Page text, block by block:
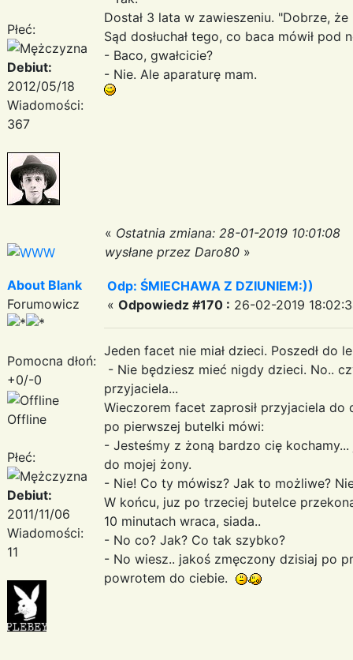
Płeć:
Debiut:
2012/05/18
Wiadomości:
367
Dostał 3 lata w zawieszeniu. "Dobrze,
Sąd dosłuchał tego, co baca mówił pod
- Baco, gwałcicie?
- Nie. Ale aparaturę mam.
« Ostatnia zmiana: 28-01-2019 10:01:08
wysłane przez Daro80 »
About Blank
Forumowicz
Pomocna dłoń:
+0/-0
Offline
Płeć:
Debiut:
2011/11/06
Wiadomości:
11
Odp: ŚMIECHAWA Z DZIUNIEM:))
« Odpowiedz #170 : 26-02-2019
Jeden facet nie miał dzieci. Poszedł do
- Nie będziesz mieć nigdy dzieci. No..
przyjaciela...
Wieczorem facet zaprosił przyjaciela
po pierwszej butelki mówi:
- Jesteśmy z żoną bardzo cię
do mojej żony.
- Nie! Co ty mówisz? Jak to możliwe?
W końcu, juz po trzeciej butelce
10 minutach wraca, siada..
- No co? Jak? Co tak szybko?
- No wiesz.. jakoś zmęczony dzisiaj po
powrotem do ciebie.